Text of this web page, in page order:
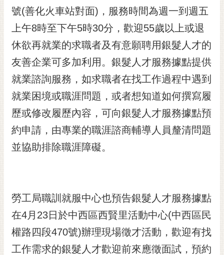
號(善化火車站對面)，服務時間為週一到週五
上午8時至下午5時30分，歡迎55歲以上或退
休欲再就業的求職者及有意願聘用銀髮人才的
友善企業可多加利用。銀髮人才服務據點提供
就業諮詢服務，如求職者在找工作過程中遇到
就業困境或職涯問題，或者想知道如何撰寫履
歷或修改履歷內容，可向銀髮人才服務據點預
約申請，由專業的職涯諮商輔導人員釐清問題
並協助排除職涯障礙。
勞工局職訓就服中心也預告銀髮人才服務據點
在4月23日於中西區西賢里活動中心(中西區民
權路四段470號)辦理現場徵才活動，歡迎有找
工作需求的銀髮人才歡迎前來應徵面試，預約